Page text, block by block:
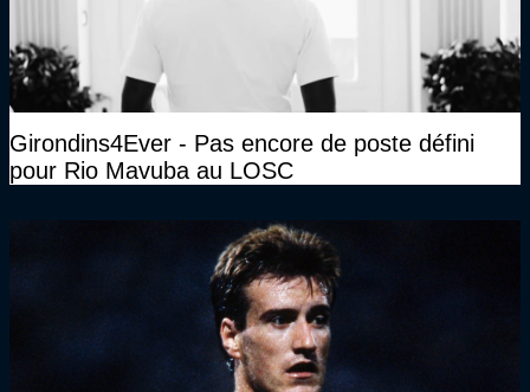
Girondins4Ever - Pas encore de poste défini
pour Rio Mavuba au LOSC